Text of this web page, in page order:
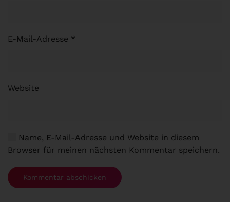
E-Mail-Adresse *
Website
Name, E-Mail-Adresse und Website in diesem
Browser für meinen nächsten Kommentar speichern.
Kommentar abschicken